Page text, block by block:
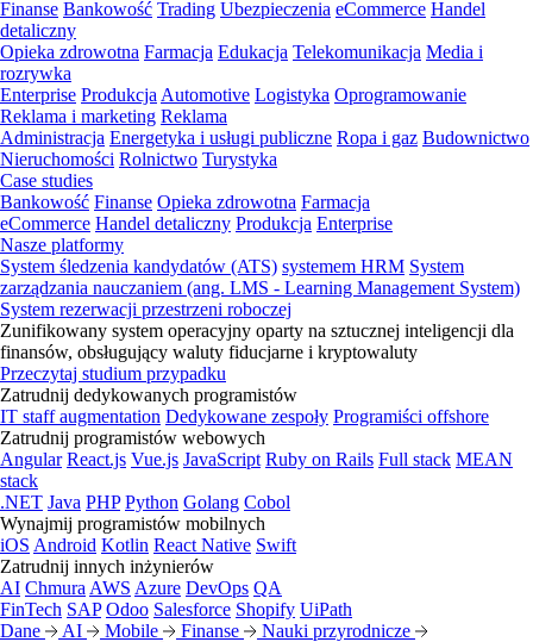
Finanse Bankowość Trading Ubezpieczenia eCommerce Handel
detaliczny
Opieka zdrowotna Farmacja Edukacja Telekomunikacja Media i
rozrywka
Enterprise Produkcja Automotive Logistyka Oprogramowanie
Reklama i marketing Reklama
Administracja Energetyka i usługi publiczne Ropa i gaz Budownictwo
Nieruchomości Rolnictwo Turystyka
Case studies
Bankowość Finanse Opieka zdrowotna Farmacja
eCommerce Handel detaliczny Produkcja Enterprise
Nasze platformy
System śledzenia kandydatów (ATS) systemem HRM System
zarządzania nauczaniem (ang. LMS - Learning Management System)
System rezerwacji przestrzeni roboczej
Zunifikowany system operacyjny oparty na sztucznej inteligencji dla
finansów, obsługujący waluty fiducjarne i kryptowaluty
Przeczytaj studium przypadku
Zatrudnij dedykowanych programistów
IT staff augmentation Dedykowane zespoły Programiści offshore
Zatrudnij programistów webowych
Angular React.js Vue.js JavaScript Ruby on Rails Full stack MEAN
stack
.NET Java PHP Python Golang Cobol
Wynajmij programistów mobilnych
iOS Android Kotlin React Native Swift
Zatrudnij innych inżynierów
AI Chmura AWS Azure DevOps QA
FinTech SAP Odoo Salesforce Shopify UiPath
Dane
AI Mobile Finanse Nauki przyrodnicze